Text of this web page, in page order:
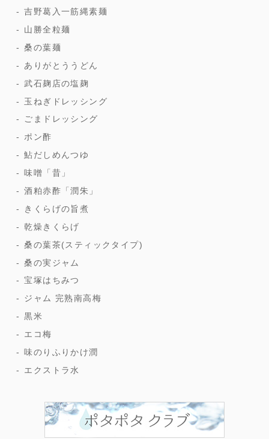
吉野葛入一筋縄素麺
山勝全粒麺
桑の葉麺
ありがとううどん
武石麹店の塩麹
玉ねぎドレッシング
ごまドレッシング
ポン酢
鮎だしめんつゆ
味噌「昔」
酒粕赤酢「潤朱」
きくらげの旨煮
乾燥きくらげ
桑の葉茶(スティックタイプ)
桑の実ジャム
宝塚はちみつ
ジャム 完熟南高梅
黒米
エコ梅
味のりふりかけ潤
エクストラ水